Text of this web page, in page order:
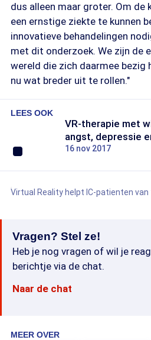
dus alleen maar groter. Om de
een ernstige ziekte te kunnen
innovatieve behandelingen
met dit onderzoek. We zijn de
wereld die zich daarmee bezig
nu wat breder uit te rollen."
LEES OOK
VR-therapie met
angst, depressie
16 nov 2017
Virtual Reality helpt IC-patienten
Vragen? Stel ze!
Heb je nog vragen of wil je
berichtje via de chat.
Naar de chat
MEER OVER